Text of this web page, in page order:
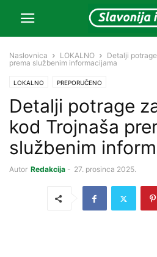
Naslovnica LOKALNO
Detalji
prema službenim informacijama
LOKALNO PREPORUČENO
Detalji potrage
kod Trojnaša
službenim
Autor Redakcija - 27. prosinca 2025.